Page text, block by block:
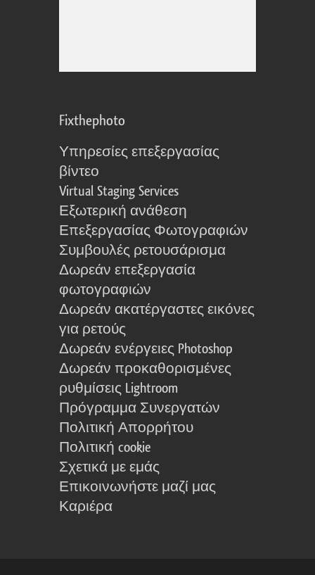
Fixthephoto
Υπηρεσίες επεξεργασίας
βίντεο
Virtual Staging Services
Εξωτερική ανάθεση
Επεξεργασίας Φωτογραφιών
Συμβουλές ρετουσάρισμα
Δωρεάν επεξεργασία
φωτογραφιών
Δωρεάν ακατέργαστες εικόνες
για ρετούς
Δωρεάν ενέργειες Photoshop
Δωρεάν προκαθορισμένες
ρυθμίσεις Lightroom
Πρόγραμμα Συνεργατών
Πολιτική Απορρήτου
Πολιτική cookie
Σχετικά με εμάς
Επικοινωνήστε μαζί μας
Καριέρα